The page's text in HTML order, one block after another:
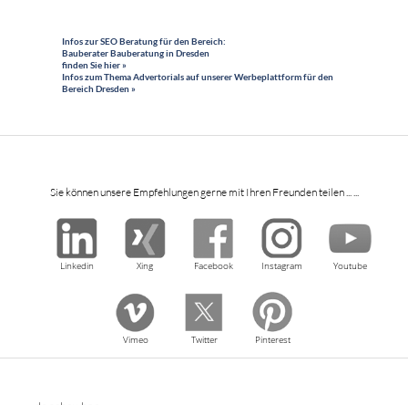
Infos zur SEO Beratung für den Bereich:
Bauberater Bauberatung in Dresden
finden Sie hier »
Infos zum Thema Advertorials auf unserer Werbeplattform für den
Bereich Dresden »
Sie können unsere Empfehlungen gerne mit Ihren Freunden teilen ... ...
Linkedin Xing Facebook Instagram Youtube
Vimeo Twitter Pinterest